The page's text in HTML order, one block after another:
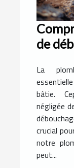
de
La
bâtie.
négligée
crucial
notre
peut...